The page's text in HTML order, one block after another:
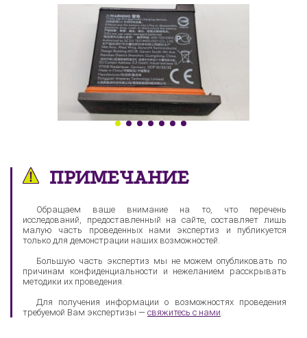
ПРИМЕЧАНИЕ
Обращаем ваше внимание на то, что перечень
исследований, предоставленный на сайте, составляет лишь
малую часть проведенных нами экспертиз и публикуется
только для демонстрации наших возможностей.
Большую часть экспертиз мы не можем опубликовать по
причинам конфиденциальности и нежеланием расскрывать
методики их проведения.
Для получения информации о возможностях проведения
требуемой Вам экспертизы — свяжитесь с нами.